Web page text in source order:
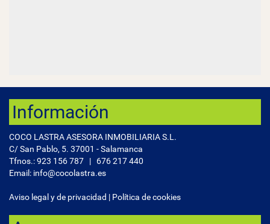
Información
COCO LASTRA ASESORA INMOBILIARIA S.L.
C/ San Pablo, 5. 37001 - Salamanca
Tfnos.:923 156 787 | 676 217 440
Email: info@cocolastra.es
Aviso legal y de privacidad | Política de cookies